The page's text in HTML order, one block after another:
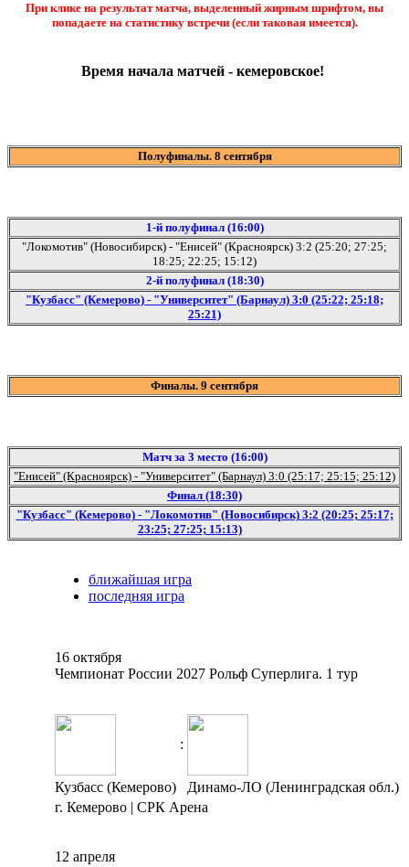
При клике на результат матча, выделенный жирным шрифтом, вы
попадаете на статистику встречи (если таковая имеется).
Время начала матчей - кемеровское!
Полуфиналы. 8 сентября
1-й полуфинал (16:00)
"Локомотив" (Новосибирск) - "Енисей" (Красноярск) 3:2 (25:20; 27:25;
18:25; 22:25; 15:12)
2-й полуфинал (18:30)
"Кузбасс" (Кемерово) - "Университет" (Барнаул) 3:0 (25:22; 25:18;
25:21)
Финалы. 9 сентября
Матч за 3 место (16:00)
"Енисей" (Красноярск) - "Университет" (Барнаул) 3:0 (25:17; 25:15; 25:12)
Финал (18:30)
"Кузбасс" (Кемерово) - "Локомотив" (Новосибирск) 3:2 (20:25; 25:17;
23:25; 27:25; 15:13)
ближайшая игра
последняя игра
16 октября
Чемпионат России 2027 Рольф Суперлига. 1 тур
:
Кузбасс (Кемерово)
Динамо-ЛО (Ленинградская обл.)
г. Кемерово | СРК Арена
12 апреля